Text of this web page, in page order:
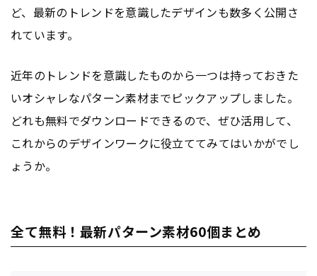
ど、最新のトレンドを意識したデザインも数多く公開さ
れています。
近年のトレンドを意識したものから一つは持っておきた
いオシャレなパターン素材までピックアップしました。
どれも無料でダウンロードできるので、ぜひ活用して、
これからのデザインワークに役立ててみてはいかがでし
ょうか。
全て無料！最新パターン素材60個まとめ